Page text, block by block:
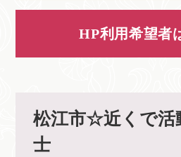
HP利用希望者
松江市☆近くで活
士